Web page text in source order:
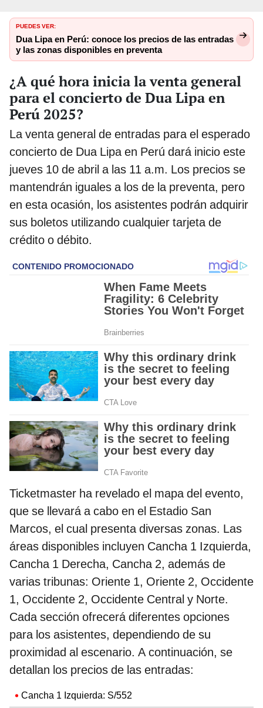
PUEDES VER:
Dua Lipa en Perú: conoce los precios de las entradas
y las zonas disponibles en preventa
¿A qué hora inicia la venta general
para el concierto de Dua Lipa en
Perú 2025?
La venta general de entradas para el esperado
concierto de Dua Lipa en Perú dará inicio este
jueves 10 de abril a las 11 a.m. Los precios se
mantendrán iguales a los de la preventa, pero
en esta ocasión, los asistentes podrán adquirir
sus boletos utilizando cualquier tarjeta de
crédito o débito.
Ticketmaster ha revelado el mapa del evento,
que se llevará a cabo en el Estadio San
Marcos, el cual presenta diversas zonas. Las
áreas disponibles incluyen Cancha 1 Izquierda,
Cancha 1 Derecha, Cancha 2, además de
varias tribunas: Oriente 1, Oriente 2, Occidente
1, Occidente 2, Occidente Central y Norte.
Cada sección ofrecerá diferentes opciones
para los asistentes, dependiendo de su
proximidad al escenario. A continuación, se
detallan los precios de las entradas:
Cancha 1 Izquierda: S/552